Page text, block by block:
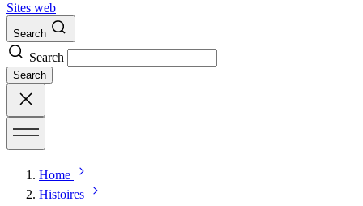
Sites web
Search
Search
Search
Home
Histoires